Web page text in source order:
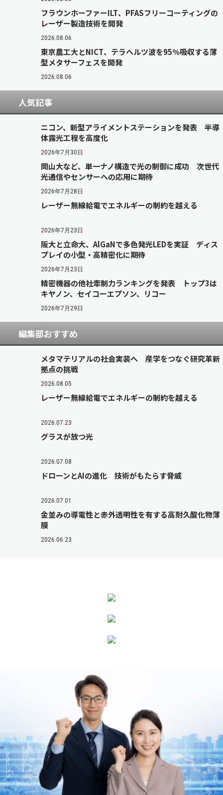
フラウンホーファーILT、PFASフリーコーティングの
レーザー製造技術を開発
2026.08.06
東京農工大とNICT、テラヘルツ波を95％吸収する薄
型メタサーフェスを開発
2026.08.06
人気記事
ニコン、新型アライメントステーションを発表 半導
体露光工程を高度化
2026年7月30日
岡山大など、単一ナノ構造で光の制御に成功 次世代
光通信やセンサーへの応用に期待
2026年7月28日
レーザー無線給電でエネルギーの制約を越える
2026年7月23日
阪大と立命大、AlGaNで多色発光LEDを実証 ディス
プレイの小型・高精密化に期待
2026年7月23日
精密機器の他社牽制力ランキングを発表 トップ3は
キヤノン、セイコーエプソン、リコー
2026年7月29日
編集部おすすめ
メタマテリアルの社会実装へ 産学をつなぐ研究革新
拠点の挑戦
2026.08.05
レーザー無線給電でエネルギーの制約を越える
2026.07.23
グラスが放つ光
2026.07.08
ドローンとAIの進化 技術がもたらす脅威
2026.07.01
金並みの導電性と赤外透明性を有する高耐久酸化物薄
膜
2026.06.23